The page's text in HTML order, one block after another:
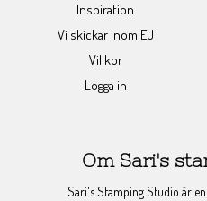
Inspiration
Vi skickar inom EU
Villkor
Logga in
Om Sari's
Sari's Stamping Studio är